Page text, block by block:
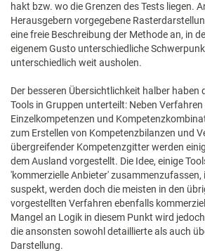
hakt bzw. wo die Grenzen des Tests liegen.
Herausgebern vorgegebene
eine freie Beschreibung der Methode an, in
eigenem Gusto unterschiedliche
unterschiedlich weit ausholen.
Der besseren Übersichtlichkeit halber haben
Tools in Gruppen unterteilt: Neben
Einzelkompetenzen und
zum Erstellen von Kompetenzbilanzen und
übergreifender Kompetenzgitter werden
dem Ausland vorgestellt. Die Idee, einige
'kommerzielle Anbieter'
suspekt, werden doch die meisten in den
vorgestellten Verfahren ebenfalls
Mangel an Logik in diesem Punkt wird
die ansonsten sowohl detaillierte als auch
Darstellung.